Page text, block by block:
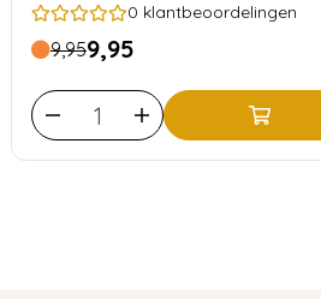
0 klantbeoordelingen
9,959,95